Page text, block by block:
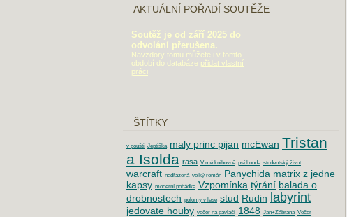
AKTUÁLNÍ POŘADÍ SOUTĚŽE
Soutěž je od září 2025 do
odvolání přerušena.
Navzdory tomu můžete i v tomto
období do databáze přidat vlastní
práci
ŠTÍTKY
v poušti Jeptiška maly princ pijan mcEwan Tristan
a Isolda rasa V mé knihovně psí bouda studentský život
warcraft nadřazená velký román Panychida matrix z jedne
kapsy moderní pohádka Vzpomínka týrání balada o
drobnostech polomy v lese stud Rudin labyrint
jedovate houby večer na pavlači 1848 Jan+Zábrana Večer